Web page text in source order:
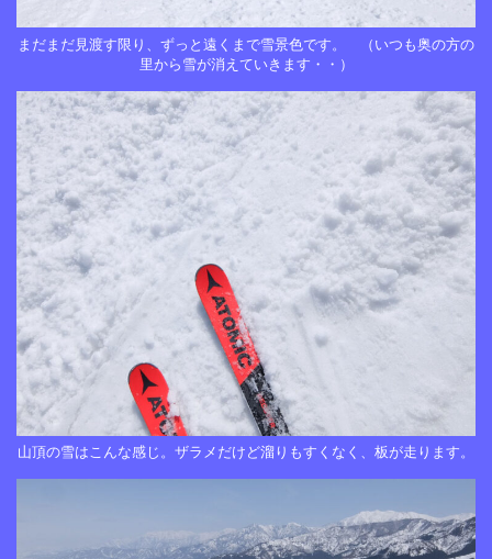
まだまだ見渡す限り、ずっと遠くまで雪景色です。 （いつも奥の方の
里から雪が消えていきます・・）
山頂の雪はこんな感じ。ザラメだけど溜りもすくなく、板が走ります。